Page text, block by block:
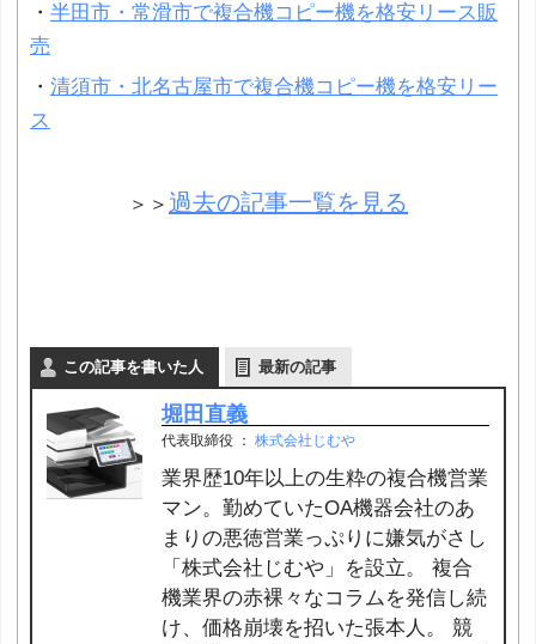
・ 半田市・常滑市で複合機コピー機を格安リース販
売
・ 清須市・北名古屋市で複合機コピー機を格安リー
ス
＞＞ 過去の記事一覧を見る
この記事を書いた人 最新の記事
堀田直義
代表取締役 ： 株式会社じむや
業界歴10年以上の生粋の複合機営業
マン。勤めていたOA機器会社のあ
まりの悪徳営業っぷりに嫌気がさし
「株式会社じむや」を設立。 複合
機業界の赤裸々なコラムを発信し続
け、価格崩壊を招いた張本人。 競